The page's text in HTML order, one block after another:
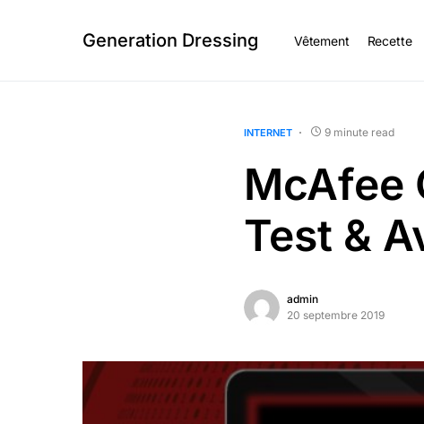
Generation Dressing Vêtement Recette
INTERNET 9 minute read
McAfee
Test &
admin
20 septembre 2019